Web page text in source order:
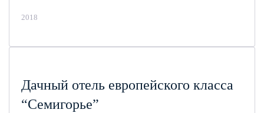
2018
Дачный отель европейского класса
“Семигорье”